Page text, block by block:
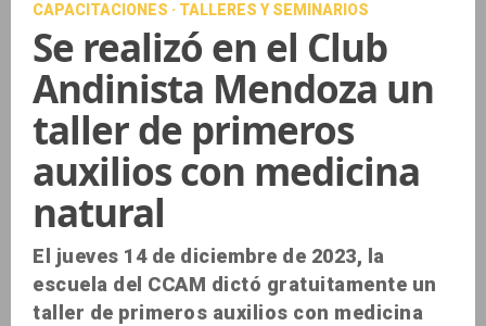
CAPACITACIONES · TALLERES Y SEMINARIOS
Se realizó en el Club
Andinista Mendoza un
taller de primeros
auxilios con medicina
natural
El jueves 14 de diciembre de 2023, la
escuela del CCAM dictó gratuitamente un
taller de primeros auxilios con medicina